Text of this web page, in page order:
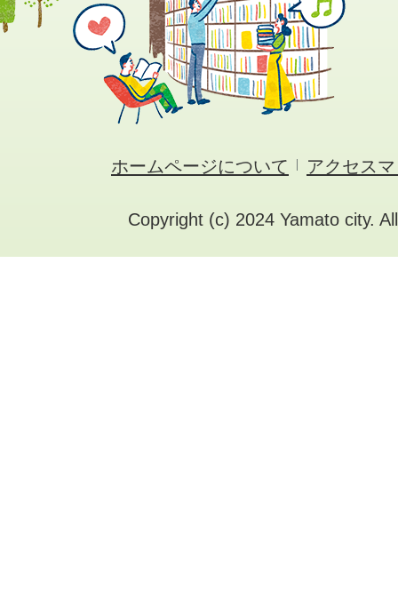
ホームページについて アクセス
Copyright (c) 2024 Yamato city.